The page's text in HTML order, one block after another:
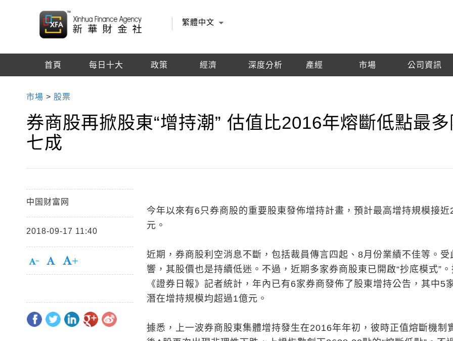
繁體中文
首頁 每日十大 政策 經濟 深度分析 產經 市場 公司資訊
市場 > 股票
券商股再掀股東“增持潮” 估值比2016年熔斷低點最多
七成
中国财富网
2018-09-17 11:40
今年以來有6只券商股的重要股東發佈增持計畫，預計最高增持規模接近
元。
近期，券商股利空消息不斷，包括裁員傳言四起、8月份業績不佳等。受
響，其股價也是持續低迷。不過，近期多家券商股東已開啟“抄底模式”。
《證券日報》記者統計，年內已有6家券商發佈了股東增持公告，其中5
潛在增持規模均超過1億元。
據悉，上一波券商股東集體增持發生在2016年年初，彼時正值熔斷機制